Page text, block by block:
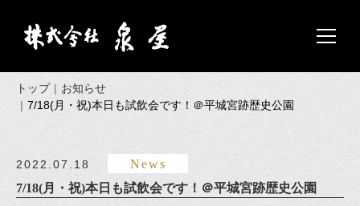
トップ
お知らせ
7/18(月・祝)本日も試飲会です！＠平城宮跡歴史公園
2022.07.18
News
7/18(月・祝)本日も試飲会です！＠平城宮跡歴史公園